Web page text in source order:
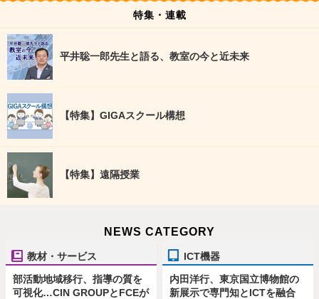
特集・連載
平井聡一郎先生と語る、教室の今と近未来
【特集】GIGAスクール構想
【特集】遠隔授業
NEWS CATEGORY
教材・サービス
部活動地域移行、指導の質を
可視化…CIN GROUPとFCEが
ICT機器
内田洋行、東京国立博物館の
新展示で専門知とICTを融合